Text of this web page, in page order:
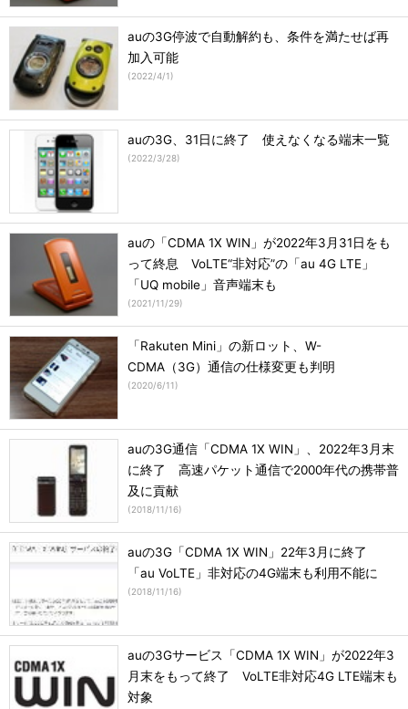
auの3G停波で自動解約も、条件を満たせば再
加入可能
(2022/4/1)
auの3G、31日に終了 使えなくなる端末一覧
(2022/3/28)
auの「CDMA 1X WIN」が2022年3月31日をも
って終息 VoLTE“非対応”の「au 4G LTE」
「UQ mobile」音声端末も
(2021/11/29)
「Rakuten Mini」の新ロット、W-
CDMA（3G）通信の仕様変更も判明
(2020/6/11)
auの3G通信「CDMA 1X WIN」、2022年3月末
に終了 高速パケット通信で2000年代の携帯普
及に貢献
(2018/11/16)
auの3G「CDMA 1X WIN」22年3月に終了
「au VoLTE」非対応の4G端末も利用不能に
(2018/11/16)
auの3Gサービス「CDMA 1X WIN」が2022年3
月末をもって終了 VoLTE非対応4G LTE端末も
対象